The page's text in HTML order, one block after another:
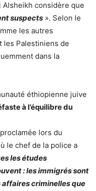
Alsheikh considère que
suspects ». Selon le
les autres
les Palestiniens de
dans la
éthiopienne juive
à l’équilibre du
lors du
le chef de la police a
les études
: les immigrés sont
criminelles que